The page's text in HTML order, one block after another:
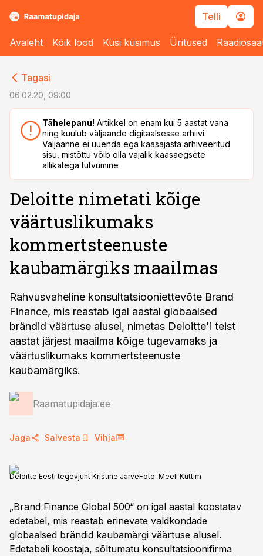
Telli
Avaleht Kõik lood Küsi küsimus Üritused
Tagasi
06.02.20, 09:00
Tähelepanu! Artikkel on enam kui 5 aastat vana
ning kuulub väljaande digitaalsesse arhiivi.
Väljaanne ei uuenda ega kaasajasta arhiveeritud
sisu, mistõttu võib olla vajalik kaasaegsete
allikatega tutvumine
Deloitte nimetati kõige
väärtuslikumaks
kommertsteenuste
kaubamärgiks maailmas
Rahvusvaheline konsultatsiooniettevõte Brand
Finance, mis reastab igal aastal globaalsed
brändid väärtuse alusel, nimetas Deloitte'i teist
aastat järjest maailma kõige tugevamaks ja
väärtuslikumaks kommertsteenuste
kaubamärgiks.
Raamatupidaja.ee
Jaga Salvesta Vihja
Deloitte Eesti tegevjuht Kristine JarveFoto: Meeli Küttim
„Brand Finance Global 500“ on igal aastal koostatav
edetabel, mis reastab erinevate valdkondade
globaalsed brändid kaubamärgi väärtuse alusel.
Edetabeli koostaja, sõltumatu konsultatsioonifirma